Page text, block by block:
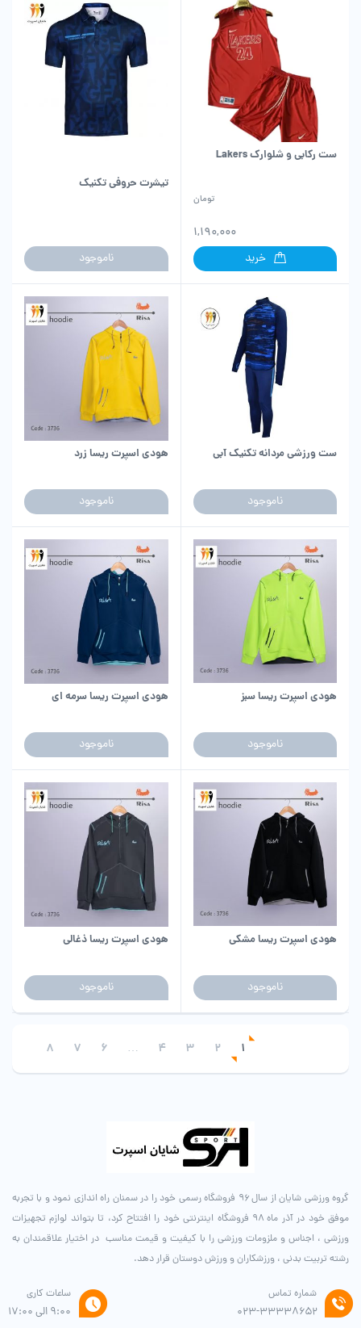
ست رکابی و شلوارک Lakers
1,190,000
تومان
خرید
تیشرت حروفی تکنیک
ناموجود
ست ورزشی مردانه تکنیک آبی
ناموجود
هودی اسپرت ریسا زرد
ناموجود
هودی اسپرت ریسا سبز
ناموجود
هودی اسپرت ریسا سرمه ای
ناموجود
هودی اسپرت ریسا مشکی
ناموجود
هودی اسپرت ریسا ذغالی
ناموجود
1
2
3
4
…
6
7
8
گروه ورزشی شایان از سال ۹۶ فروشگاه رسمی خود را در سمنان راه اندازی نمود و با تجربه
موفق خود در آذر ماه ۹۸ فروشگاه اینترنتی خود را افتتاح کرد، تا بتواند لوازم تجهیزات
ورزشی ، اجناس و ملزومات ورزشی را با کیفیت و قیمت مناسب در اختیار علاقمندان به
رشته تربیت بدنی ، ورزشکاران و ورزش دوستان قرار دهد.
شماره تماس
۰۲۳-۳۳۳۳۸۶۵۲
ساعات کاری
9:00 الی 17:00